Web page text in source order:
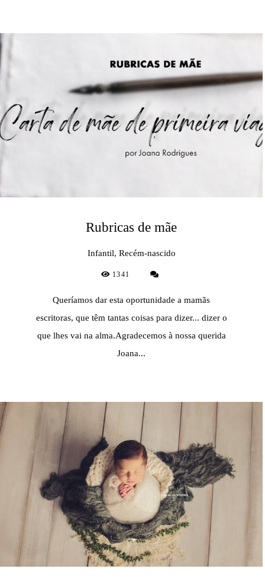
Rubricas de mãe
Infantil, Recém-nascido
1341
Queríamos dar esta oportunidade a mamãs
escritoras, que têm tantas coisas para dizer... dizer o
que lhes vai na alma.Agradecemos à nossa querida
Joana...